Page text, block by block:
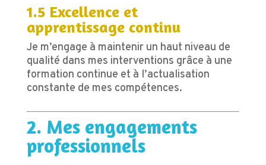
1.5 Excellence et
apprentissage continu
Je m’engage à maintenir un haut niveau de
qualité dans mes interventions grâce à une
formation continue et à l’actualisation
constante de mes compétences.
2. Mes engagements
professionnels